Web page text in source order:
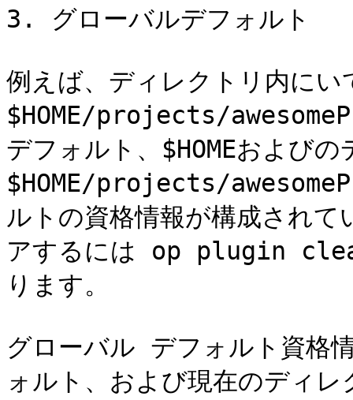
3. グローバルデフォルト
例えば、ディレクトリ内にい
$HOME/projects/
デフォルト、$HOMEおよび
$HOME/projects/
ルトの資格情報が構成され
アするには op plugin
ります。
グローバル デフォルト資格
ォルト、および現在のディ